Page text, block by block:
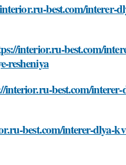
best.com/interer-
interior.ru-best.com/
resheniya
best.com/
best.com/interer-dlya-